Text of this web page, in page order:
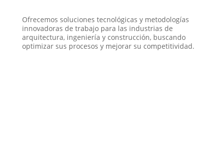
Ofrecemos soluciones tecnológicas y metodologías
innovadoras de trabajo para las industrias de
arquitectura, ingeniería y construcción, buscando
optimizar sus procesos y mejorar su competitividad.